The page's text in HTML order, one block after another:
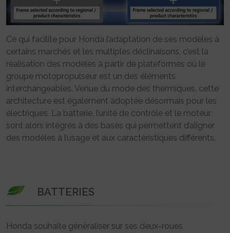
Ce qui facilite pour Honda l’adaptation de ses modèles à
certains marchés et les multiples déclinaisons, c’est la
réalisation des modèles à partir de plateformes où le
groupe motopropulseur est un des éléments
interchangeables. Venue du mode des thermiques, cette
architecture est également adoptée désormais pour les
électriques. La batterie, l’unité de contrôle et le moteur
sont alors intégrés à des bases qui permettent d’aligner
des modèles à l’usage et aux caractéristiques différents.
BATTERIES
Honda souhaite généraliser sur ses deux-roues